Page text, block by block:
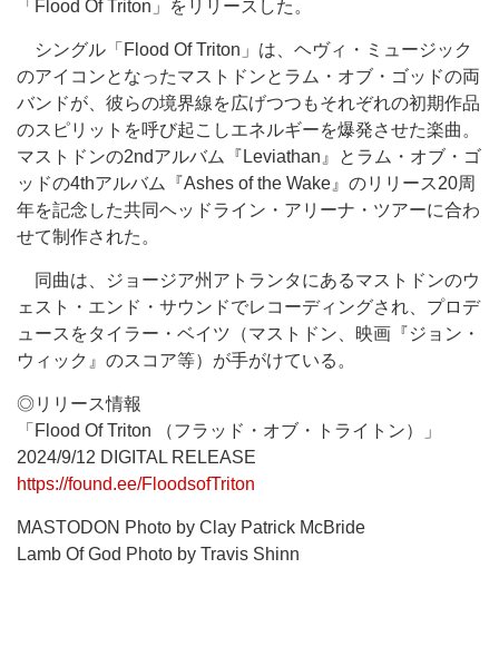
「Flood Of Triton」をリリースした。
シングル「Flood Of Triton」は、ヘヴィ・ミュージック
のアイコンとなったマストドンとラム・オブ・ゴッドの両
バンドが、彼らの境界線を広げつつもそれぞれの初期作品
のスピリットを呼び起こしエネルギーを爆発させた楽曲。
マストドンの2ndアルバム『Leviathan』とラム・オブ・ゴ
ッドの4thアルバム『Ashes of the Wake』のリリース20周
年を記念した共同ヘッドライン・アリーナ・ツアーに合わ
せて制作された。
同曲は、ジョージア州アトランタにあるマストドンのウ
ェスト・エンド・サウンドでレコーディングされ、プロデ
ュースをタイラー・ベイツ（マストドン、映画『ジョン・
ウィック』のスコア等）が手がけている。
◎リリース情報
「Flood Of Triton （フラッド・オブ・トライトン）」
2024/9/12 DIGITAL RELEASE
https://found.ee/FloodsofTriton
MASTODON Photo by Clay Patrick McBride
Lamb Of God Photo by Travis Shinn